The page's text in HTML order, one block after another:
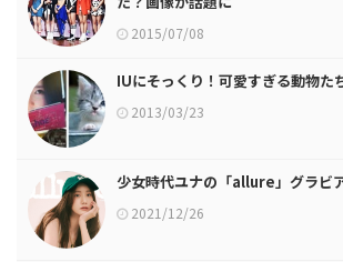
2015/07/08
IUにそっくり！可愛すぎる動物た
2013/03/23
少女時代ユナの「allure」グラビ
2021/12/26